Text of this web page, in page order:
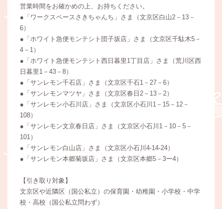
営業時間をお確かめの上、お持ちください。
●「ワークスペースさきちゃんち」さま（文京区白山2－13－
6）
●「ホワイト急便モンテシト団子坂店」さま（文京区千駄木5－
4－1）
●「ホワイト急便モンテシト西日暮里1丁目店」さま（荒川区西
日暮里1－43－8）
●「サンレモン千石店」さま（文京区千石1－27－6）
●「サンレモンマツヤ」さま（文京区春日2－13－2）
●「サンレモン小石川店」さま（文京区小石川1－15－12－
108）
●「サンレモン文京春日店」さま（文京区小石川1－10－5－
101）
●「サンレモン白山店」さま（文京区小石川4-14-24）
●「サンレモン本郷菊坂店」さま（文京区本郷5－3ー4）
【引き取り対象】
文京区や近隣区（国公私立）の保育園・幼稚園・小学校・中学
校・高校（国公私立問わず）